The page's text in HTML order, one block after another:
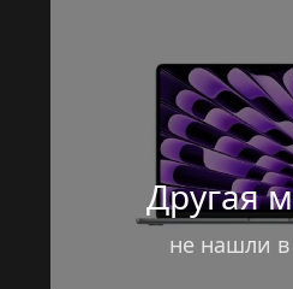
Другая
не нашли в